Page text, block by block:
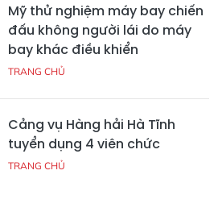
Mỹ thử nghiệm máy bay chiến
đấu không người lái do máy
bay khác điều khiển
TRANG CHỦ
Cảng vụ Hàng hải Hà Tĩnh
tuyển dụng 4 viên chức
TRANG CHỦ